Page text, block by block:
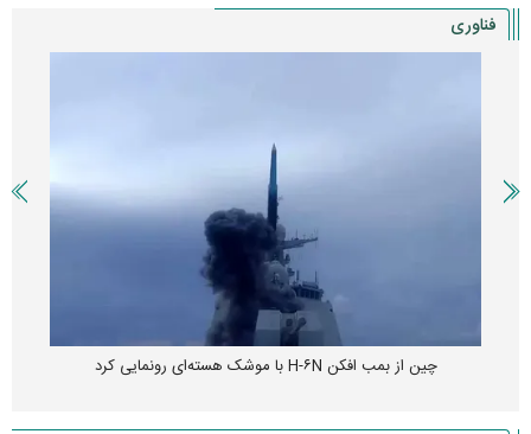
فناوری
چین از بمب افکن H-۶N با موشک هسته‌ای رونمایی کرد